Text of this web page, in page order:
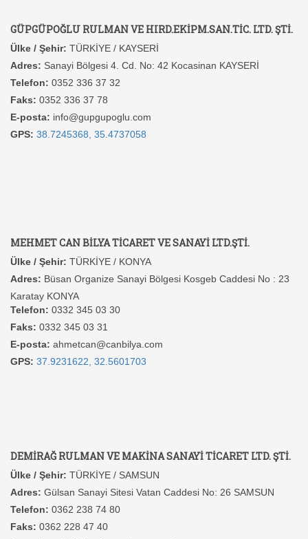
GÜPGÜPOĞLU RULMAN VE HIRD.EKİPM.SAN.TİC. LTD. ŞTİ.
Ülke / Şehir: TÜRKİYE / KAYSERİ
Adres: Sanayi Bölgesi 4. Cd. No: 42 Kocasinan KAYSERİ
Telefon: 0352 336 37 32
Faks: 0352 336 37 78
E-posta: info@gupgupoglu.com
GPS: 38.7245368, 35.4737058
MEHMET CAN BİLYA TİCARET VE SANAYİ LTD.ŞTİ.
Ülke / Şehir: TÜRKİYE / KONYA
Adres: Büsan Organize Sanayi Bölgesi Kosgeb Caddesi No : 23
Karatay KONYA
Telefon: 0332 345 03 30
Faks: 0332 345 03 31
E-posta: ahmetcan@canbilya.com
GPS: 37.9231622, 32.5601703
DEMİRAĞ RULMAN VE MAKİNA SANAYİ TİCARET LTD. ŞTİ.
Ülke / Şehir: TÜRKİYE / SAMSUN
Adres: Gülsan Sanayi Sitesi Vatan Caddesi No: 26 SAMSUN
Telefon: 0362 238 74 80
Faks: 0362 228 47 40